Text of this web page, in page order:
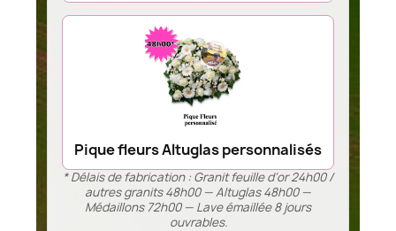
Pique fleurs Altuglas personnalisés
* Délais de fabrication : Granit feuille d’or 24h00 /
autres granits 48h00 — Altuglas 48h00 —
Médaillons 72h00 — Lave émaillée 8 jours
ouvrables.